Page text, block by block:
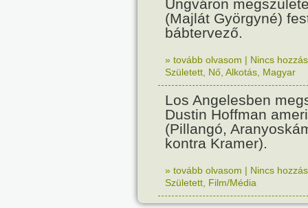
Ungváron
(Majlát Györgyné)
bábtervező.
» tovább olvasom | Nincs
Született Nő Alkotás Magyar
Los Angelesben
Dustin Hoffman
(Pillangó,
kontra Kramer).
» tovább olvasom | Nincs
Született Film/Média